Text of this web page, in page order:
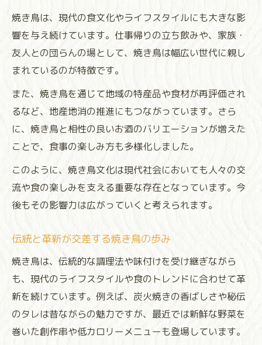
焼き鳥は、現代の食文化やライフスタイルにも大きな影
響を与え続けています。仕事帰りの立ち飲みや、家族・
友人との団らんの場として、焼き鳥は幅広い世代に親し
まれているのが特徴です。
また、焼き鳥を通じて地域の特産品や食材が再評価され
るなど、地産地消の推進にもつながっています。さら
に、焼き鳥と相性の良いお酒のバリエーションが増えた
ことで、食事の楽しみ方も多様化しました。
このように、焼き鳥文化は現代社会においても人々の交
流や食の楽しみを支える重要な存在となっています。今
後もその影響力は広がっていくと考えられます。
伝統と革新が交差する焼き鳥の歩み
焼き鳥は、伝統的な調理法や味付けを受け継ぎながら
も、現代のライフスタイルや食のトレンドに合わせて革
新を続けています。例えば、炭火焼きの香ばしさや秘伝
のタレは昔ながらの魅力ですが、最近では新鮮な野菜を
巻いた創作串や低カロリーメニューも登場しています。